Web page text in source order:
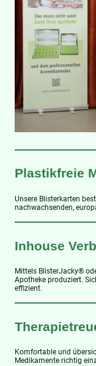
Plastikfreie
Unsere Blisterkarten
nachwachsenden,
Inhouse
Mittels BlisterJacky®️
Apotheke produziert.
effizient.
Komfortable und
Medikamente richtig